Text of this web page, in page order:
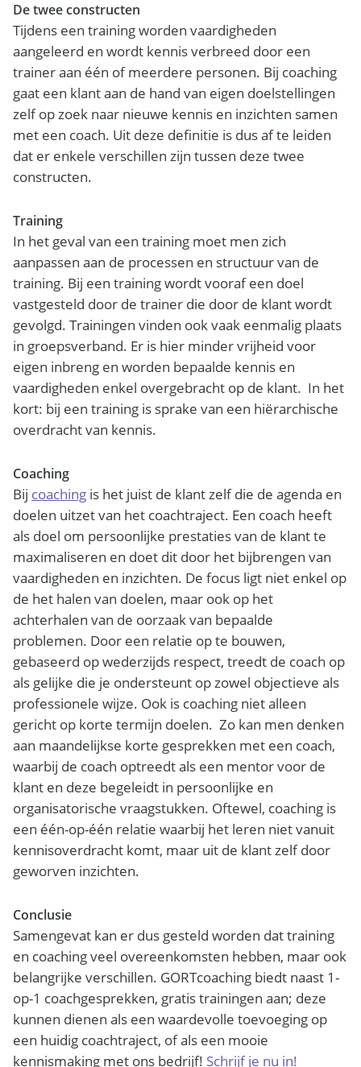
De twee constructen
Tijdens een training worden vaardigheden
aangeleerd en wordt kennis verbreed door een
trainer aan één of meerdere personen. Bij coaching
gaat een klant aan de hand van eigen doelstellingen
zelf op zoek naar nieuwe kennis en inzichten samen
met een coach. Uit deze definitie is dus af te leiden
dat er enkele verschillen zijn tussen deze twee
constructen.
Training
In het geval van een training moet men zich
aanpassen aan de processen en structuur van de
training. Bij een training wordt vooraf een doel
vastgesteld door de trainer die door de klant wordt
gevolgd. Trainingen vinden ook vaak eenmalig plaats
in groepsverband. Er is hier minder vrijheid voor
eigen inbreng en worden bepaalde kennis en
vaardigheden enkel overgebracht op de klant. In het
kort: bij een training is sprake van een hiërarchische
overdracht van kennis.
Coaching
Bij coaching is het juist de klant zelf die de agenda en
doelen uitzet van het coachtraject. Een coach heeft
als doel om persoonlijke prestaties van de klant te
maximaliseren en doet dit door het bijbrengen van
vaardigheden en inzichten. De focus ligt niet enkel op
de het halen van doelen, maar ook op het
achterhalen van de oorzaak van bepaalde
problemen. Door een relatie op te bouwen,
gebaseerd op wederzijds respect, treedt de coach op
als gelijke die je ondersteunt op zowel objectieve als
professionele wijze. Ook is coaching niet alleen
gericht op korte termijn doelen. Zo kan men denken
aan maandelijkse korte gesprekken met een coach,
waarbij de coach optreedt als een mentor voor de
klant en deze begeleidt in persoonlijke en
organisatorische vraagstukken. Oftewel, coaching is
een één-op-één relatie waarbij het leren niet vanuit
kennisoverdracht komt, maar uit de klant zelf door
geworven inzichten.
Conclusie
Samengevat kan er dus gesteld worden dat training
en coaching veel overeenkomsten hebben, maar ook
belangrijke verschillen. GORTcoaching biedt naast 1-
op-1 coachgesprekken, gratis trainingen aan; deze
kunnen dienen als een waardevolle toevoeging op
een huidig coachtraject, of als een mooie
kennismaking met ons bedrijf! Schrijf je nu in!